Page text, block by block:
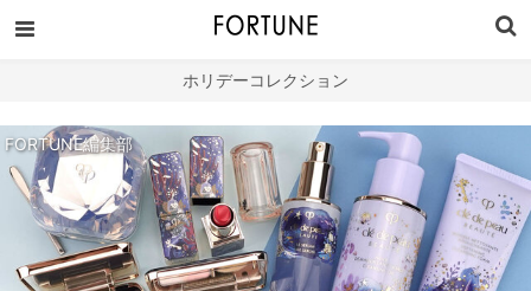
ホリデーコレクション
FORTUNE編集部